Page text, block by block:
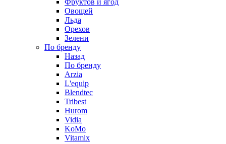
Фруктов и ягод
Овощей
Льда
Орехов
Зелени
По бренду
Назад
По бренду
Arzia
L'equip
Blendtec
Tribest
Hurom
Vidia
KoMo
Vitamix